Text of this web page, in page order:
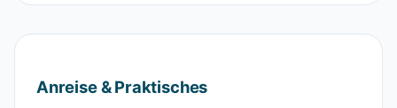
Anreise & Praktisches